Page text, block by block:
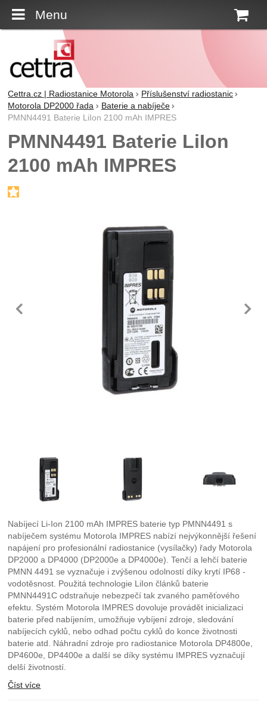
Menu
Cettra.cz | Radiostanice Motorola
Příslušenství radiostanic
Motorola DP2000 řada
Baterie a nabíječe
PMNN4491 Baterie LiIon 2100 mAh IMPRES
PMNN4491 Baterie LiIon
2100 mAh IMPRES
Fotografie
předchozí
Fotografie
Nabíjecí Li-Ion 2100 mAh IMPRES baterie typ PMNN4491 s
nabíječem systému Motorola IMPRES nabízí nejvýkonnější řešení
napájení pro profesionální radiostanice (vysílačky) řady Motorola
DP2000 a DP4000 (DP2000e a DP4000e). Tenčí a lehčí baterie
PMNN 4491 se vyznačuje i zvýšenou odolností díky krytí IP68 -
vodotěsnost. Použitá technologie LiIon článků baterie
PMNN4491C odstraňuje nebezpečí tak zvaného paměťového
efektu. Systém Motorola IMPRES dovoluje provádět inicializaci
baterie před nabíjením, umožňuje vybíjení zdroje, sledování
nabíjecích cyklů, nebo odhad počtu cyklů do konce životnosti
baterie atd. Náhradní zdroje pro radiostanice Motorola DP4800e,
DP4600e, DP4400e a další se díky systému IMPRES vyznačují
delší životností.
Číst více